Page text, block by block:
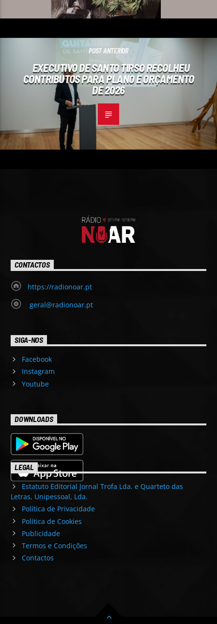
POST ANTERIOR
EXECUTIVO DE SANTO TIRSO RECOLHEU
CONTRIBUTOS PARA PLANO E ORÇAMENTO
DE 2026
CONTACTOS
https://radionoar.pt
geral@radionoar.pt
SIGA-NOS
Facebook
Instagram
Youtube
DOWNLOADS
LEGAL
Estatuto Editorial Jornal Trofa Lda. e Quarteto das
Letras, Unipessoal, Lda.
Política de Privacidade
Política de Cookies
Publicidade
Termos e Condições
Contactos